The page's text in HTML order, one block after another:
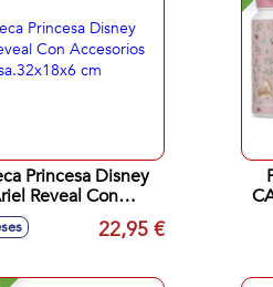
Princesa Disney
Reveal Con
Accesorios
cm
22,95 €